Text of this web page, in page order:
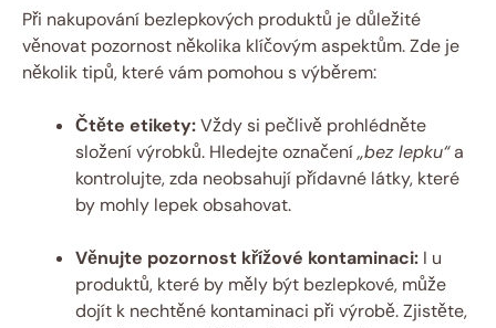
Při nakupování bezlepkových produktů je důležité
věnovat pozornost několika klíčovým aspektům. Zde je
několik tipů, které vám pomohou s výběrem:
Čtěte etikety:Vždy si pečlivě prohlédněte
složení výrobků. Hledejte označení„bez lepku“a
kontrolujte, zda neobsahují přídavné látky, které
by mohly lepek obsahovat.
Věnujte pozornost křížové kontaminaci: I u
produktů, které by měly být bezlepkové, může
dojít k nechtěné kontaminaci při výrobě. Zjistěte,